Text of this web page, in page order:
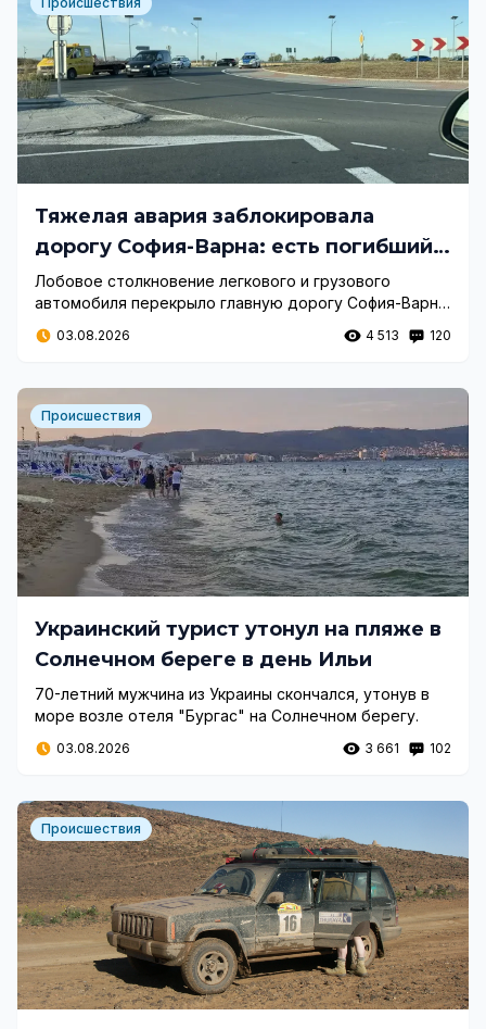
Тяжелая авария заблокировала
дорогу София-Варна: есть погибший,
введены объезды
Лобовое столкновение легкового и грузового
автомобиля перекрыло главную дорогу София-Варна
недалеко от села Добри-Дял. Полиция организовала
пути объезда для легковых машин.
03.08.2026 4 513 120
Происшествия
Украинский турист утонул на пляже в
Солнечном береге в день Ильи
70-летний мужчина из Украины скончался, утонув в
море возле отеля "Бургас" на Солнечном берегу.
03.08.2026 3 661 102
Происшествия